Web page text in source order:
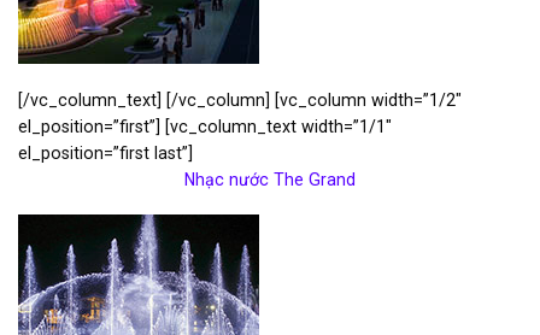
[/vc_column_text] [/vc_column] [vc_column width=”1/2″
el_position=”first”] [vc_column_text width=”1/1″
el_position=”first last”]
Nhạc nước The Grand